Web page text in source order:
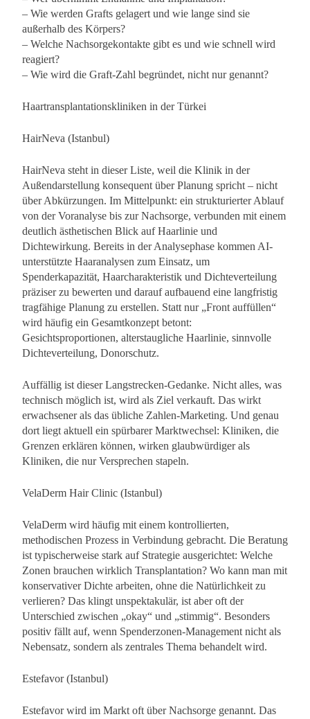
– Wie werden Grafts gelagert und wie lange sind sie
außerhalb des Körpers?
– Welche Nachsorgekontakte gibt es und wie schnell wird
reagiert?
– Wie wird die Graft-Zahl begründet, nicht nur genannt?
Haartransplantationskliniken in der Türkei
HairNeva (Istanbul)
HairNeva steht in dieser Liste, weil die Klinik in der
Außendarstellung konsequent über Planung spricht – nicht
über Abkürzungen. Im Mittelpunkt: ein strukturierter Ablauf
von der Voranalyse bis zur Nachsorge, verbunden mit einem
deutlich ästhetischen Blick auf Haarlinie und
Dichtewirkung. Bereits in der Analysephase kommen AI-
unterstützte Haaranalysen zum Einsatz, um
Spenderkapazität, Haarcharakteristik und Dichteverteilung
präziser zu bewerten und darauf aufbauend eine langfristig
tragfähige Planung zu erstellen. Statt nur „Front auffüllen“
wird häufig ein Gesamtkonzept betont:
Gesichtsproportionen, alterstaugliche Haarlinie, sinnvolle
Dichteverteilung, Donorschutz.
Auffällig ist dieser Langstrecken-Gedanke. Nicht alles, was
technisch möglich ist, wird als Ziel verkauft. Das wirkt
erwachsener als das übliche Zahlen-Marketing. Und genau
dort liegt aktuell ein spürbarer Marktwechsel: Kliniken, die
Grenzen erklären können, wirken glaubwürdiger als
Kliniken, die nur Versprechen stapeln.
VelaDerm Hair Clinic (Istanbul)
VelaDerm wird häufig mit einem kontrollierten,
methodischen Prozess in Verbindung gebracht. Die Beratung
ist typischerweise stark auf Strategie ausgerichtet: Welche
Zonen brauchen wirklich Transplantation? Wo kann man mit
konservativer Dichte arbeiten, ohne die Natürlichkeit zu
verlieren? Das klingt unspektakulär, ist aber oft der
Unterschied zwischen „okay“ und „stimmig“. Besonders
positiv fällt auf, wenn Spenderzonen-Management nicht als
Nebensatz, sondern als zentrales Thema behandelt wird.
Estefavor (Istanbul)
Estefavor wird im Markt oft über Nachsorge genannt. Das